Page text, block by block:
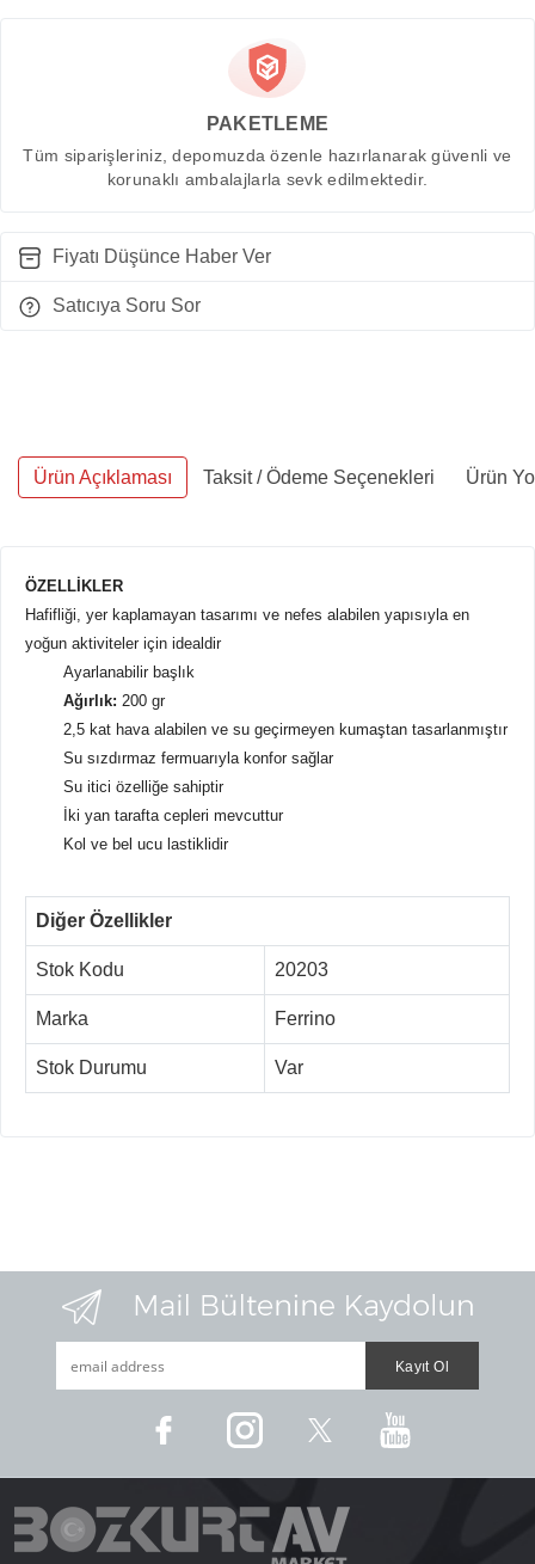
PAKETLEME
Tüm siparişleriniz, depomuzda özenle hazırlanarak güvenli ve
korunaklı ambalajlarla sevk edilmektedir.
Fiyatı Düşünce Haber Ver
Satıcıya Soru Sor
Ürün Açıklaması Taksit / Ödeme Seçenekleri Ürün
ÖZELLİKLER
Hafifliği, yer kaplamayan tasarımı ve nefes alabilen yapısıyla en
yoğun aktiviteler için idealdir
Ayarlanabilir başlık
Ağırlık: 200 gr
2,5 kat hava alabilen ve su geçirmeyen kumaştan tasarlanmıştır
Su sızdırmaz fermuarıyla konfor sağlar
Su itici özelliğe sahiptir
İki yan tarafta cepleri mevcuttur
Kol ve bel ucu lastiklidir
Diğer Özellikler
Stok Kodu 20203
Marka Ferrino
Stok Durumu Var